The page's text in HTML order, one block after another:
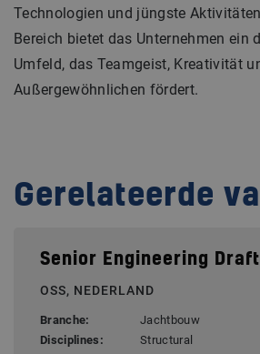
Technologien und jüngste
Bereich bietet das Unternehmen ein
Umfeld, das Teamgeist, Kreativität
Außergewöhnlichen fördert.
Gerelateerde
Senior Engineering
OSS, NEDERLAND
Branche:
Jachtbouw
Disciplines:
Structural